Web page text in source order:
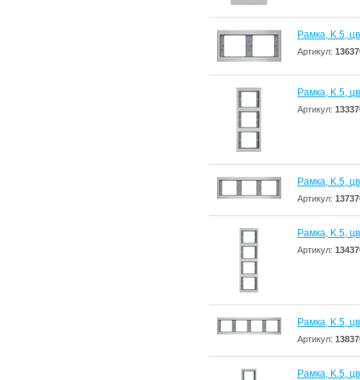
Рамкa, K.5,
Артикул:
Рамкa, K.5,
Артикул:
Рамкa, K.5,
Артикул:
Рамкa, K.5,
Артикул:
Рамкa, K.5,
Артикул:
Рамкa, K.5,